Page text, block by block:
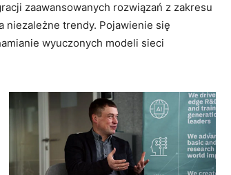
zaawansowanych rozwiązań z zakresu
niezależne trendy. Pojawienie się
wyuczonych modeli sieci